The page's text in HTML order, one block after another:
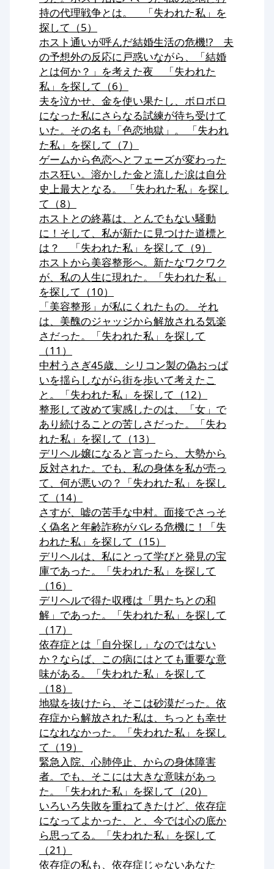
持の代理戦争とは。 「失われた私」を
探して（5）
ホスト通いが呼んだ結婚生活の危機!? 夫
の予想外の反応に戸惑いながら、「結婚
とは何か？」を考えた夜 「失われた
私」を探して（6）
夫を泣かせ、金を使い果たし、ボロボロ
になった私にさらなる試練が待ち受けて
いた。その名も「色恋地獄」。 「失われ
た私」を探して（7）
ゲームから色恋へとフェーズが変わった
ホス狂い。溶かした金と流した涙は自分
史上最大となる。 「失われた私」を探し
て（8）
ホストとの終幕は、とんでもない騒動
に！そして、私が新たに見つけた道標と
は？ 「失われた私」を探して（9）
ホストから美容整形へ。新たなワクワク
が、私の人生に現れた。「失われた私」
を探して（10）
「美容整形」が私にくれたもの。 それ
は、美醜のジャッジから解放される気楽
さだった。「失われた私」を探して
（11）
中村うさぎ45歳、シリコン製の偽おっぱ
いを揺らしながら街を歩いて考えたこ
と。「失われた私」を探して（12）
整形して改めて実感したのは、「女」で
あり続けることの苦しさだった。「失わ
れた私」を探して（13）
デリヘル嬢になると言ったら、大勢から
反対された。でも、私の身体を私が売っ
て、何が悪いの？「失われた私」を探し
て（14）
さすが、嘘の苦手な中村。面接でさっそ
く偽名と年齢詐称がバレる危機に！「失
われた私」を探して（15）
デリヘルは、私にとって学びと発見の宝
庫であった。「失われた私」を探して
（16）
デリヘルで得た収穫は「男たちとの和
解」であった。「失われた私」を探して
（17）
依存症とは「自分探し」なのではない
か？ならば、この病にはとても重要な意
味がある。「失われた私」を探して
（18）
地獄を抜けたら、そこは砂漠だった。依
存症から解放された私は、ちっとも幸せ
になれなかった。「失われた私」を探し
て（19）
緊急入院、心肺停止、からの身体障害
者。でも、そこには大きな意味があっ
た。「失われた私」を探して（20）
いろいろ失敗を重ねてきたけど、依存症
になってよかった、と、今では心の底か
ら思ってる。「失われた私」を探して
（21）
依存症の私も、依存症じゃないあなた